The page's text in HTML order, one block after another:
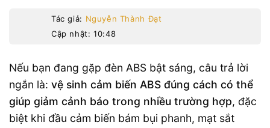
Tác giả: Nguyễn Thành Đạt
Cập nhật: 10:48
Nếu bạn đang gặp đèn ABS bật sáng, câu trả lời
ngắn là: vệ sinh cảm biến ABS đúng cách có thể
giúp giảm cảnh báo trong nhiều trường hợp, đặc
biệt khi đầu cảm biến bám bụi phanh, mạt sắt